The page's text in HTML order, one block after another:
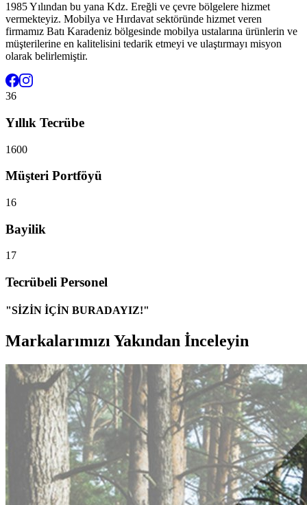
1985 Yılından bu yana Kdz. Ereğli ve çevre bölgelere hizmet
vermekteyiz. Mobilya ve Hırdavat sektöründe hizmet veren
firmamız Batı Karadeniz bölgesinde mobilya ustalarına ürünlerin ve
müşterilerine en kalitelisini tedarik etmeyi ve ulaştırmayı misyon
olarak belirlemiştir.
36
Yıllık Tecrübe
1600
Müşteri Portföyü
16
Bayilik
17
Tecrübeli Personel
"SİZİN İÇİN BURADAYIZ!"
Markalarımızı Yakından İnceleyin